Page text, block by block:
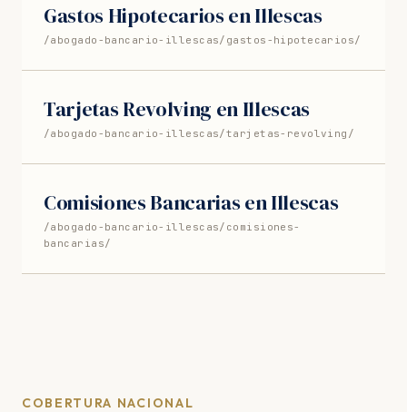
Gastos Hipotecarios en Illescas
/abogado-bancario-illescas/gastos-hipotecarios/
Tarjetas Revolving en Illescas
/abogado-bancario-illescas/tarjetas-revolving/
Comisiones Bancarias en Illescas
/abogado-bancario-illescas/comisiones-
bancarias/
COBERTURA NACIONAL